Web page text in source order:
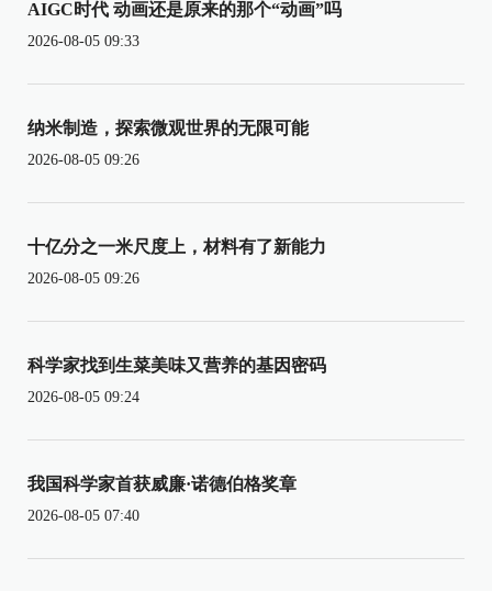
AIGC时代 动画还是原来的那个“动画”吗
2026-08-05 09:33
纳米制造，探索微观世界的无限可能
2026-08-05 09:26
十亿分之一米尺度上，材料有了新能力
2026-08-05 09:26
科学家找到生菜美味又营养的基因密码
2026-08-05 09:24
我国科学家首获威廉·诺德伯格奖章
2026-08-05 07:40